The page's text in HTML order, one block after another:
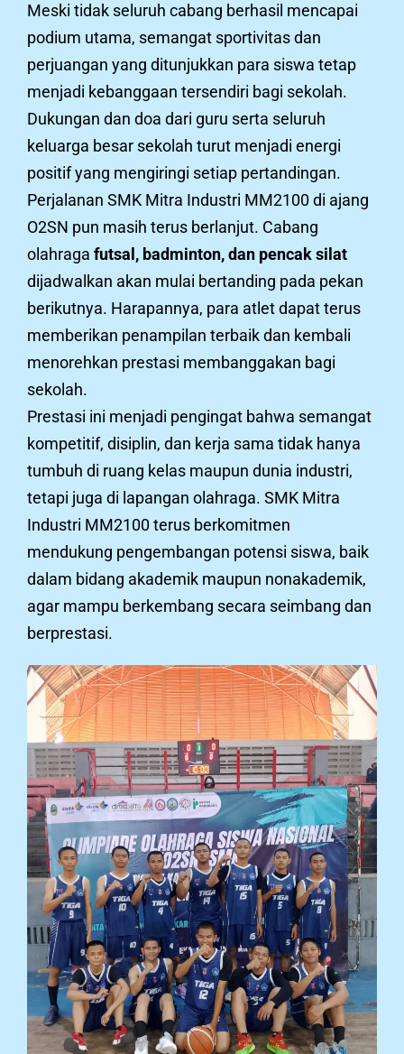
Meski tidak seluruh cabang berhasil mencapai
podium utama, semangat sportivitas dan
perjuangan yang ditunjukkan para siswa tetap
menjadi kebanggaan tersendiri bagi sekolah.
Dukungan dan doa dari guru serta seluruh
keluarga besar sekolah turut menjadi energi
positif yang mengiringi setiap pertandingan.
Perjalanan SMK Mitra Industri MM2100 di ajang
O2SN pun masih terus berlanjut. Cabang
olahraga futsal, badminton, dan pencak silat
dijadwalkan akan mulai bertanding pada pekan
berikutnya. Harapannya, para atlet dapat terus
memberikan penampilan terbaik dan kembali
menorehkan prestasi membanggakan bagi
sekolah.
Prestasi ini menjadi pengingat bahwa semangat
kompetitif, disiplin, dan kerja sama tidak hanya
tumbuh di ruang kelas maupun dunia industri,
tetapi juga di lapangan olahraga. SMK Mitra
Industri MM2100 terus berkomitmen
mendukung pengembangan potensi siswa, baik
dalam bidang akademik maupun nonakademik,
agar mampu berkembang secara seimbang dan
berprestasi.